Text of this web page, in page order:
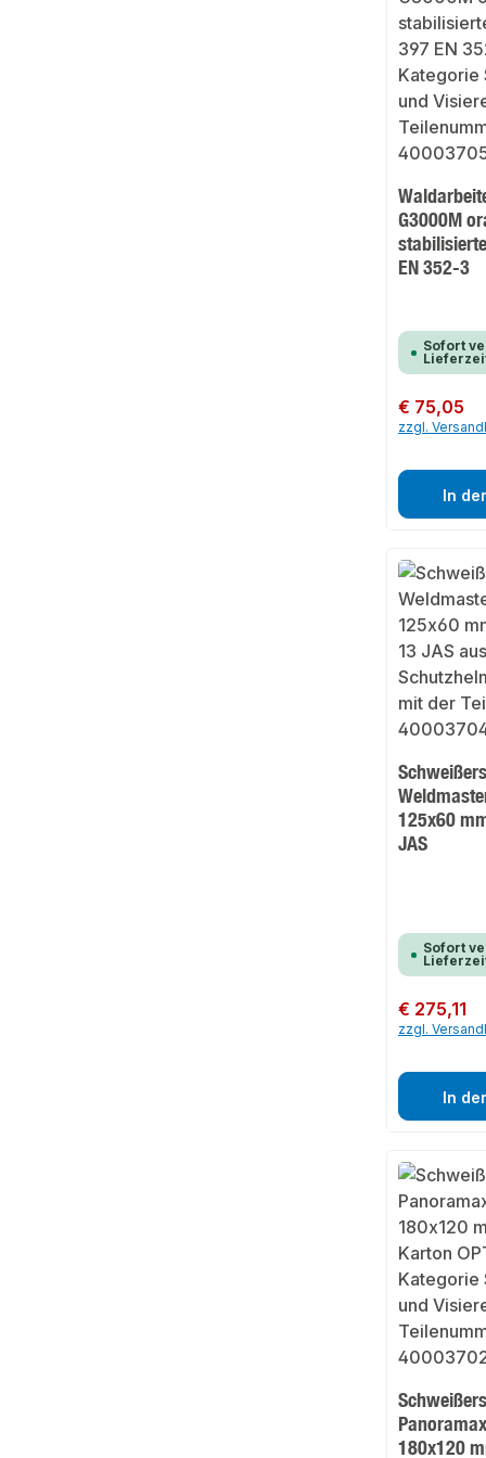
G3000M
EN 352-3
Sofort
Regulärer Preis:
€ 75,05
zzgl.
In
125x60
JAS
Sofort
Regulärer Preis:
€ 275,11
zzgl.
In
180x120